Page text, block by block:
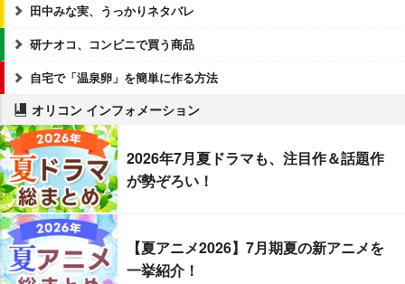
田中みな実、うっかりネタバレ
研ナオコ、コンビニで買う商品
自宅で「温泉卵」を簡単に作る方法
オリコン インフォメーション
2026年7月夏ドラマも、注目作＆話題作
が勢ぞろい！
【夏アニメ2026】7月期夏の新アニメを
一挙紹介！